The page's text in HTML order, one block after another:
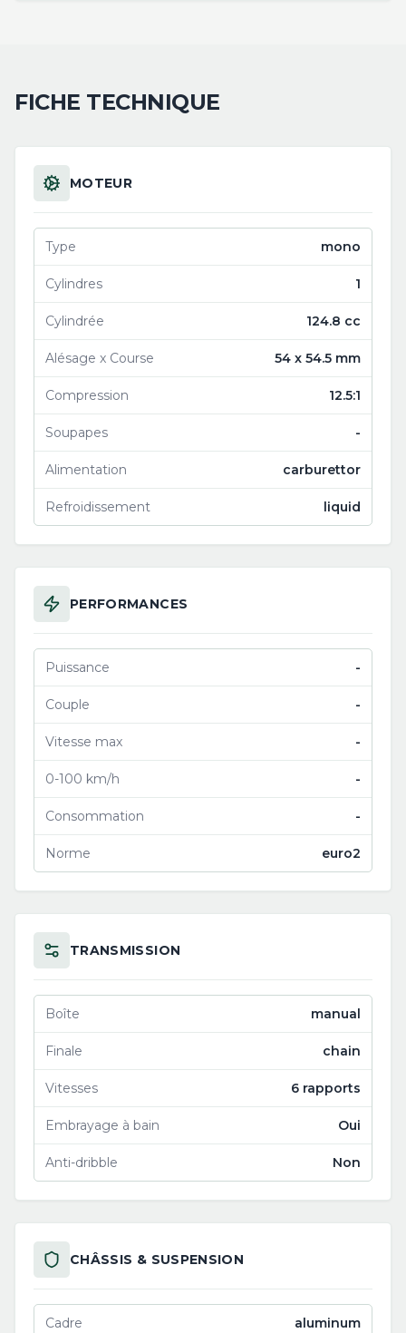
FICHE TECHNIQUE
MOTEUR
Type mono
Cylindres 1
Cylindrée 124.8 cc
Alésage x Course 54 x 54.5 mm
Compression 12.5:1
Soupapes -
Alimentation carburettor
Refroidissement liquid
PERFORMANCES
Puissance -
Couple -
Vitesse max -
0-100 km/h -
Consommation -
Norme euro2
TRANSMISSION
Boîte manual
Finale chain
Vitesses 6 rapports
Embrayage à bain Oui
Anti-dribble Non
CHÂSSIS & SUSPENSION
Cadre aluminum